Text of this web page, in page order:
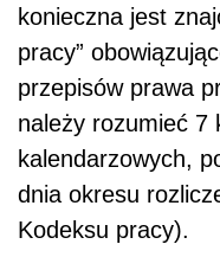
konieczna jest
pracy”
przepisów prawa
należy rozumieć 7
kalendarzowych,
dnia okresu
Kodeksu pracy).